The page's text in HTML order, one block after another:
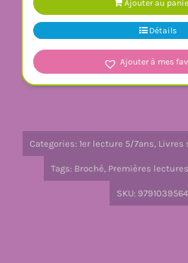
Ajouter au
Détails
Ajouter à mes
Categories: 1er lecture 5/7ans, Livres
Tags: Broché, Premières lectures
SKU: